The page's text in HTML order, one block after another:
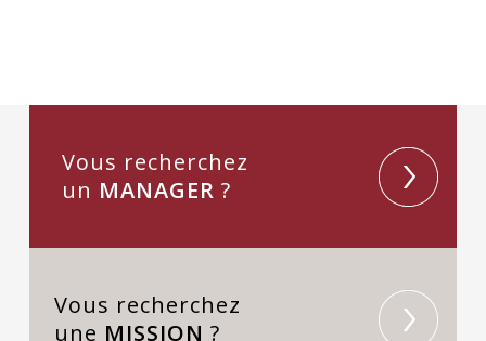
Vous recherchez
un MANAGER ?
Vous recherchez
une MISSION ?